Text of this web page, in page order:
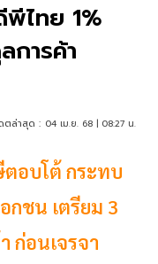
ไทย 1%
การค้า
ตล่าสุด : 04 เม.ย. 68 | 08:27 น.
อบโต้ กระทบ
กชน เตรียม 3
ก่อนเจรจา